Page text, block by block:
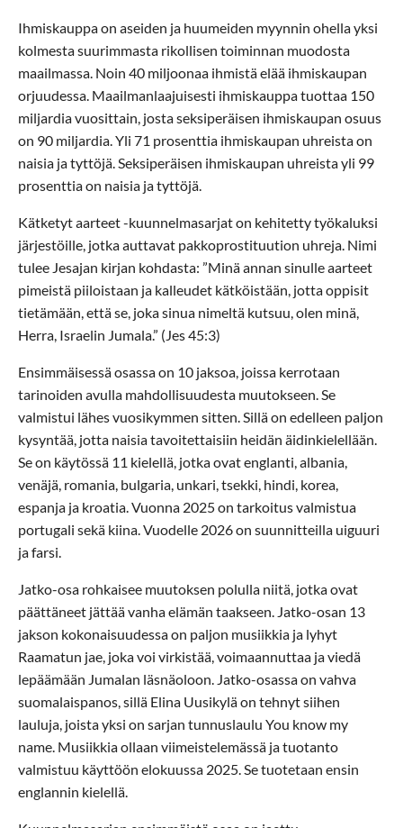
Ihmiskauppa on aseiden ja huumeiden myynnin ohella yksi
kolmesta suurimmasta rikollisen toiminnan muodosta
maailmassa. Noin 40 miljoonaa ihmistä elää ihmiskaupan
orjuudessa. Maailmanlaajuisesti ihmiskauppa tuottaa 150
miljardia vuosittain, josta seksiperäisen ihmiskaupan osuus
on 90 miljardia. Yli 71 prosenttia ihmiskaupan uhreista on
naisia ja tyttöjä. Seksiperäisen ihmiskaupan uhreista yli 99
prosenttia on naisia ja tyttöjä.
Kätketyt aarteet -kuunnelmasarjat on kehitetty työkaluksi
järjestöille, jotka auttavat pakkoprostituution uhreja. Nimi
tulee Jesajan kirjan kohdasta: ”Minä annan sinulle aarteet
pimeistä piiloistaan ja kalleudet kätköistään, jotta oppisit
tietämään, että se, joka sinua nimeltä kutsuu, olen minä,
Herra, Israelin Jumala.” (Jes 45:3)
Ensimmäisessä osassa on 10 jaksoa, joissa kerrotaan
tarinoiden avulla mahdollisuudesta muutokseen. Se
valmistui lähes vuosikymmen sitten. Sillä on edelleen paljon
kysyntää, jotta naisia tavoitettaisiin heidän äidinkielellään.
Se on käytössä 11 kielellä, jotka ovat englanti, albania,
venäjä, romania, bulgaria, unkari, tsekki, hindi, korea,
espanja ja kroatia. Vuonna 2025 on tarkoitus valmistua
portugali sekä kiina. Vuodelle 2026 on suunnitteilla uiguuri
ja farsi.
Jatko-osa rohkaisee muutoksen polulla niitä, jotka ovat
päättäneet jättää vanha elämän taakseen. Jatko-osan 13
jakson kokonaisuudessa on paljon musiikkia ja lyhyt
Raamatun jae, joka voi virkistää, voimaannuttaa ja viedä
lepäämään Jumalan läsnäoloon. Jatko-osassa on vahva
suomalaispanos, sillä Elina Uusikylä on tehnyt siihen
lauluja, joista yksi on sarjan tunnuslaulu You know my
name. Musiikkia ollaan viimeistelemässä ja tuotanto
valmistuu käyttöön elokuussa 2025. Se tuotetaan ensin
englannin kielellä.